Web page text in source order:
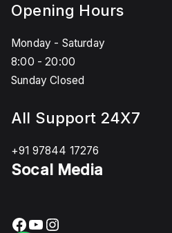
Opening Hours
Monday - Saturday
8:00 - 20:00
Sunday Closed
All Support 24X7
+91 97844 17276
Socal Media
Facebook
YouTube
Instagram